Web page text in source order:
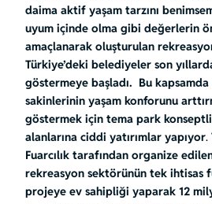
daima aktif yaşam tarzını
uyum içinde olma gibi değerlerin ön
amaçlanarak oluşturulan
Türkiye’deki belediyeler son
göstermeye başladı. Bu
sakinlerinin yaşam konforunu
göstermek için tema park
alanlarına ciddi yatırımlar yapıyor.
Fuarcılık tarafından organize
rekreasyon sektörünün tek ihtisas
projeye ev sahipliği yaparak 12